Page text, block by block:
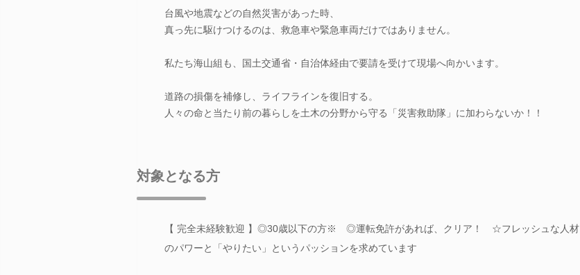
台風や地震などの自然災害があった時、
真っ先に駆けつけるのは、救急車や緊急車両だけではありません。
私たち海山組も、国土交通省・自治体経由で要請を受けて現場へ向かいます。
道路の損傷を補修し、ライフラインを復旧する。
人々の命と当たり前の暮らしを土木の分野から守る「災害救助隊」に加わらないか！！
対象となる方
【 完全未経験歓迎 】◎30歳以下の方※ ◎運転免許があれば、クリア！ ☆フレッシュな人材
のパワーと「やりたい」というパッションを求めています